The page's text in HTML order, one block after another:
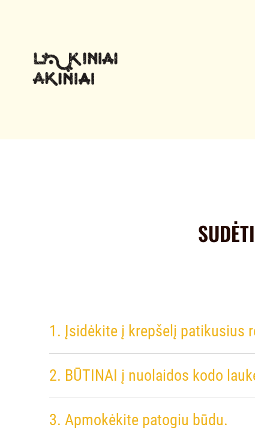
1. Įsidėkite į krepšelį patikusius
2. BŪTINAI į nuolaidos kodo
3. Apmokėkite patogiu būdu.